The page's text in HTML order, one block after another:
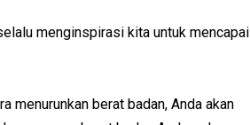
menginspirasi kita untuk mencapai
menurunkan berat badan, Anda akan